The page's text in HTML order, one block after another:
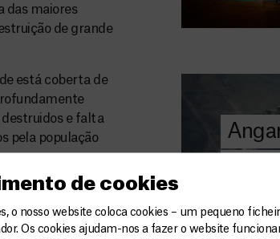
de cookies
o nosso website coloca cookies – um pequeno
Os cookies ajudam-nos a fazer o website
das maiores
de grande
está coberta de
destruidos e falta
pela população
equipes médica,
de administração
das tempestades
Angarie
A MSF
chegar
humanitária